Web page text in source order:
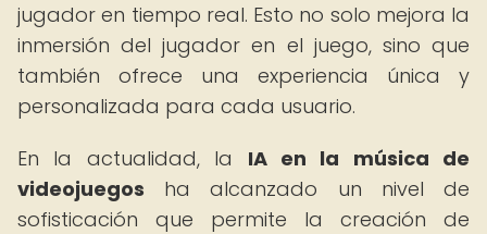
jugador en tiempo real. Esto no solo mejora la
inmersión del jugador en el juego, sino que
también ofrece una experiencia única y
personalizada para cada usuario.
En la actualidad, la IA en la música de
videojuegos ha alcanzado un nivel de
sofisticación que permite la creación de